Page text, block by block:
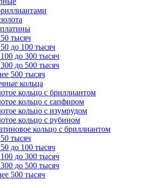
тысяч
до 100 тысяч
до 300 тысяч
до 500 тысяч
500 тысяч
кольца
кольцо с бриллиантом
кольцо с сапфиром
кольцо с изумрудом
кольцо с рубином
кольцо с бриллиантом
тысяч
до 100 тысяч
до 300 тысяч
до 500 тысяч
500 тысяч